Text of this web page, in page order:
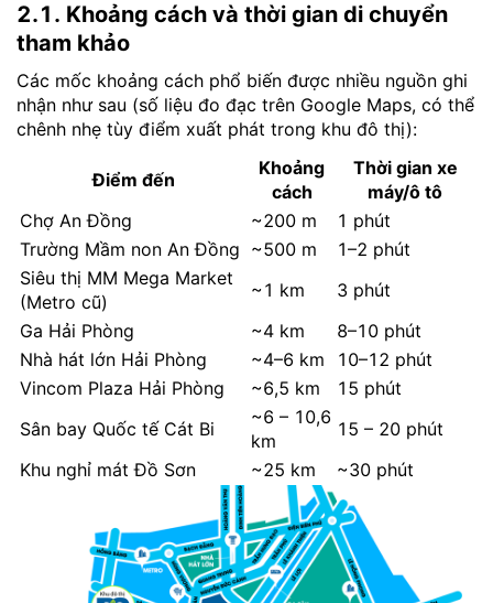
2.1. Khoảng cách và thời gian di chuyển
tham khảo
Các mốc khoảng cách phổ biến được nhiều nguồn ghi
nhận như sau (số liệu đo đạc trên Google Maps, có thể
chênh nhẹ tùy điểm xuất phát trong khu đô thị):
Điểm đến
Khoảng
cách
Thời gian xe
máy/ô tô
Chợ An Đồng
~200 m
1 phút
Trường Mầm non An Đồng ~500 m
1–2 phút
Siêu thị MM Mega Market
(Metro cũ)
~1 km
3 phút
Ga Hải Phòng
~4 km
8–10 phút
Nhà hát lớn Hải Phòng
~4–6 km
10–12 phút
Vincom Plaza Hải Phòng
~6,5 km
15 phút
Sân bay Quốc tế Cát Bi
~6 – 10,6
km
15 – 20 phút
Khu nghỉ mát Đồ Sơn
~25 km ~30 phút